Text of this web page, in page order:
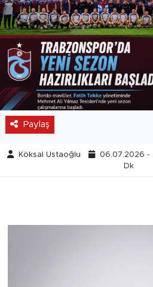
Paylaş
Köksal Ustaoğlu 06.07.2026 -
Dk
GURBETTEN SILAYA
Foto Galeri
Köşe Yazarları
Manşet
Ulusal Son Dakika